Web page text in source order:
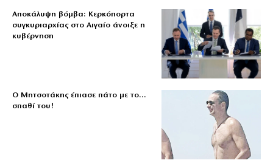
Αποκάλυψη βόμβα: Κερκόπορτα
συγκυριαρχίας στο Αιγαίο άνοιξε η
κυβέρνηση
Ο Μητσοτάκης έπιασε πάτο με το…
σπαθί του!